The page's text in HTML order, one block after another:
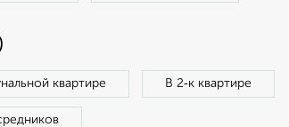
квартире В 2‑к квартире